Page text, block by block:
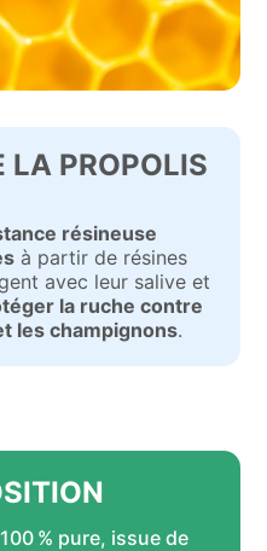
LA PROPOLIS
résineuse
à partir de résines
avec leur salive et
la ruche contre
les champignons.
% pure, issue de